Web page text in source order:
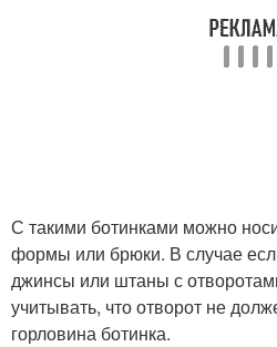
С такими ботинками можно
формы или брюки. В случае
джинсы или штаны с
учитывать, что отворот не
горловина ботинка.